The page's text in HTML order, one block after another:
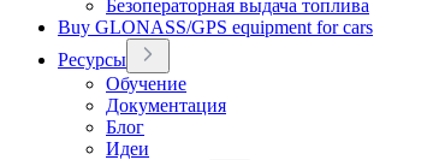
Безоператорная выдача топлива
Buy GLONASS/GPS equipment for cars
Ресурсы
Обучение
Документация
Блог
Идеи